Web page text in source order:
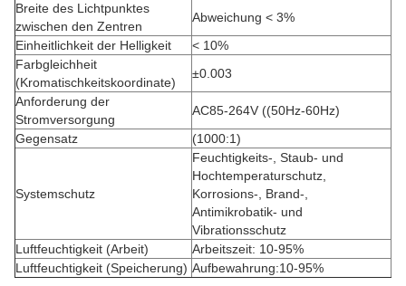
Breite des Lichtpunktes
zwischen den Zentren
Abweichung < 3%
Einheitlichkeit der Helligkeit
< 10%
Farbgleichheit
(Kromatischkeitskoordinate)
±0.003
Anforderung der
Stromversorgung
AC85-264V ((50Hz-60Hz)
Gegensatz
(1000:1)
Systemschutz
Feuchtigkeits-, Staub- und
Hochtemperaturschutz,
Korrosions-, Brand-,
Antimikrobatik- und
Vibrationsschutz
Luftfeuchtigkeit (Arbeit)
Arbeitszeit: 10-95%
Luftfeuchtigkeit (Speicherung) Aufbewahrung:10-95%